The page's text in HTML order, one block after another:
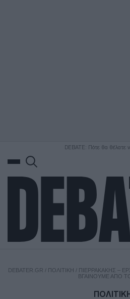
DEBATE: Πότε θα θέλατε
DEBATER.GR / ΠΟΛΙΤΙΚΗ / ΠΙΕΡΡΑΚΆΚΗΣ –
ΒΓΑΊΝΟΥΜΕ ΑΠΌ ΤΟ